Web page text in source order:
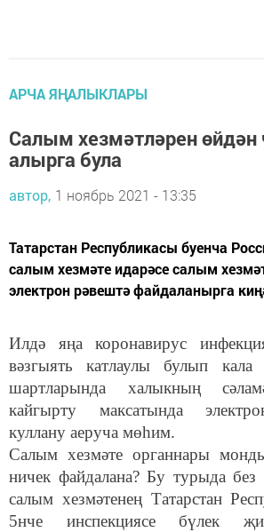
АРЧА ЯҢАЛЫКЛАРЫ
Салым хезмәтләрен
алырга була
автор, 1 ноябрь 2021 - 13:35
Татарстан Республикасы буенча
салым хезмәте идарәсе салым
электрон рәвештә файдаланырга
Илдә яңа коронавирус
вәзгыять катлаулы булып
шартларында халыкның
кайгырту максатында
куллану аеруча мөһим.
Салым хезмәте органнары
ничек файдалана? Бу турыда без
салым хезмәтенең Татарстан
5нче инспекциясе бүлек